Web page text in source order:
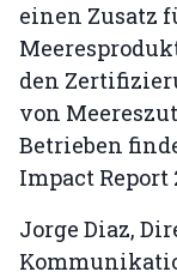
einen Zusatz
den
von
Betrieben
Impact Report
Jorge Diaz,